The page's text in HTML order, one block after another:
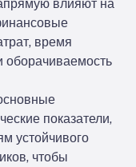
влияют на
время
оборачиваемость
показатели,
устойчивого
чтобы